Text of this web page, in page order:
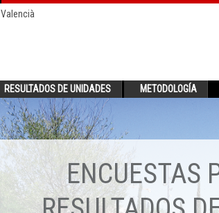
Valencià
RESULTADOS DE UNIDADES METODOLOGÍA
ENCUESTAS